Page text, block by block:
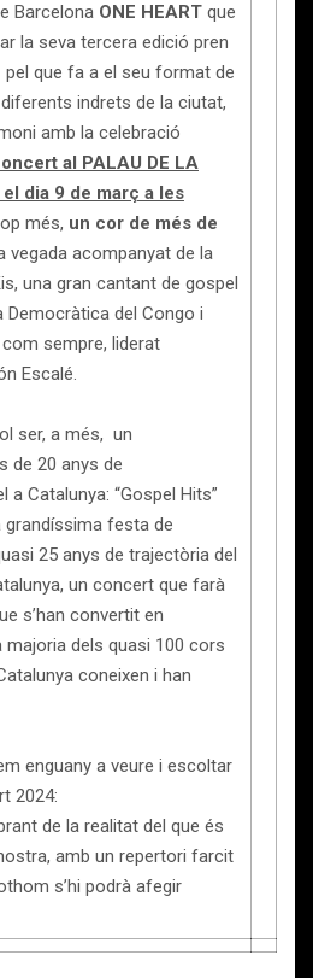
Barcelona ONE HEART que
la seva tercera edició pren
que fa a el seu format de
indrets de la ciutat,
amb la celebració
al PALAU DE LA
dia 9 de març a les
més, un cor de més de
vegada acompanyat de la
una gran cantant de gospel
Democràtica del Congo i
sempre, liderat
Escalé.
ser, a més, un
de 20 anys de
a Catalunya: “Gospel Hits”
festa de
25 anys de trajectòria del
un concert que farà
s’han convertit en
majoria dels quasi 100 cors
coneixen i han
enguany a veure i escoltar
2024:
de la realitat del que és
amb un repertori farcit
s’hi podrà afegir